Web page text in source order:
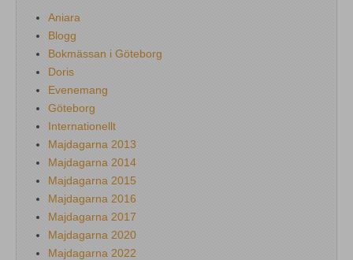
Aniara
Blogg
Bokmässan i Göteborg
Doris
Evenemang
Göteborg
Internationellt
Majdagarna 2013
Majdagarna 2014
Majdagarna 2015
Majdagarna 2016
Majdagarna 2017
Majdagarna 2020
Majdagarna 2022